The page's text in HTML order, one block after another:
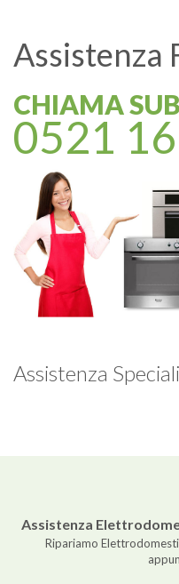
Assistenza
CHIAMA
0521
Assistenza
Assistenza
Ripariamo